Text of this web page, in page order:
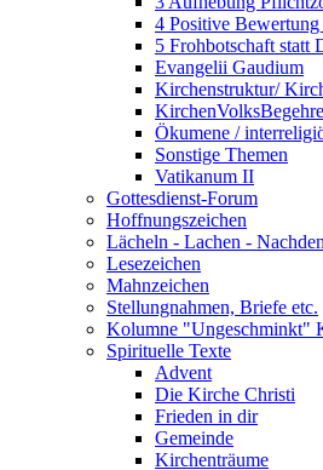
4 Positive
5 Frohbotschaft statt
Evangelii Gaudium
Kirchenstruktur/
Ökumene /
Sonstige Themen
Vatikanum II
Gottesdienst-Forum
Hoffnungszeichen
Lächeln - Lachen -
Lesezeichen
Mahnzeichen
Stellungnahmen, Briefe etc.
Kolumne "Ungeschminkt"
Spirituelle Texte
Advent
Die Kirche Christi
Frieden in dir
Gemeinde
Kirchenträume